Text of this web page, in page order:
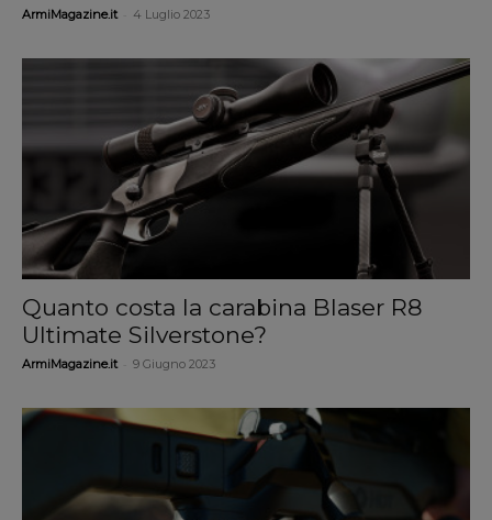
ArmiMagazine.it 4 Luglio 2023
Quanto costa la carabina Blaser R8
Ultimate Silverstone?
ArmiMagazine.it 9 Giugno 2023